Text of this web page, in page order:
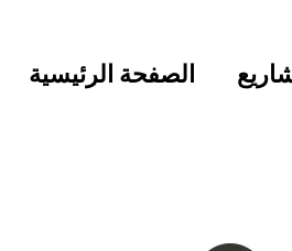
الصفحة الرئيسية